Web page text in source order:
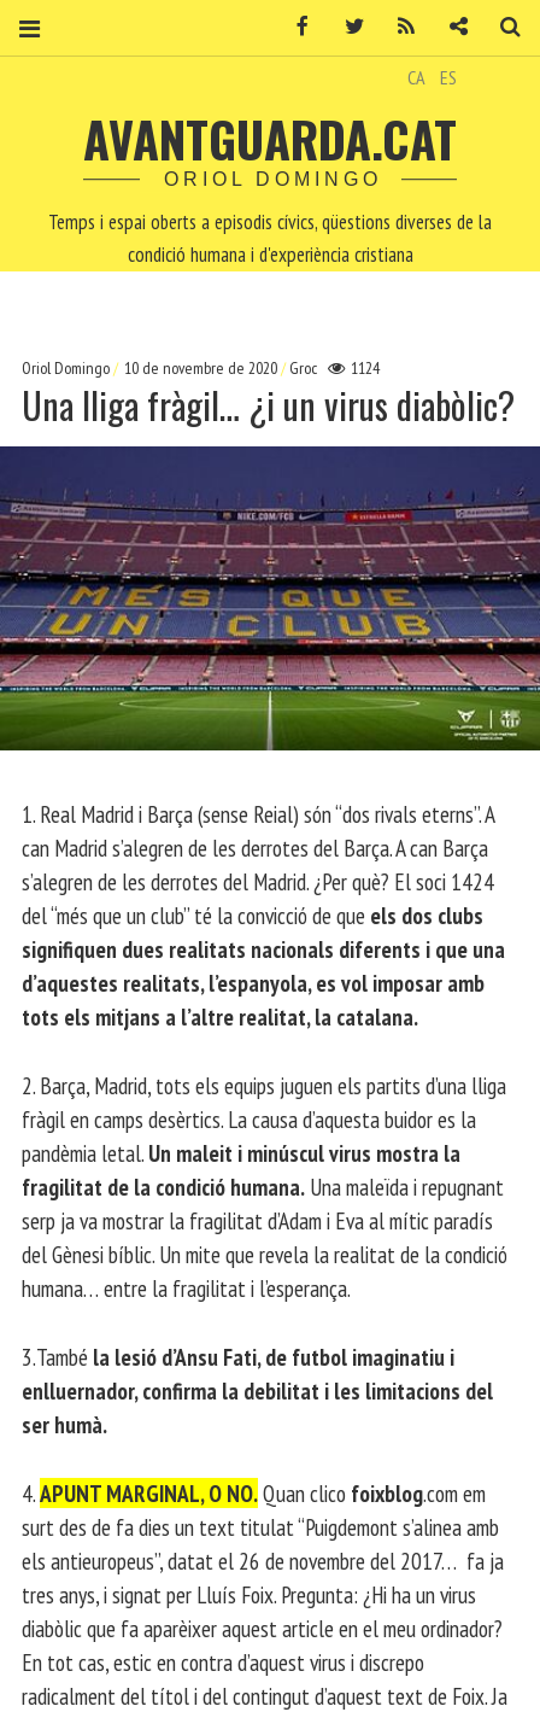
CA ES
AVANTGUARDA.CAT
ORIOL DOMINGO
Temps i espai oberts a episodis cívics, qüestions diverses de la
condició humana i d'experiència cristiana
Oriol Domingo 10 de novembre de 2020 Groc 1124
Una lliga fràgil… ¿i un virus diabòlic?
1. Real Madrid i Barça (sense Reial) són “dos rivals eterns”. A
can Madrid s’alegren de les derrotes del Barça. A can Barça
s’alegren de les derrotes del Madrid. ¿Per què? El soci 1424
del “més que un club” té la convicció de que els dos clubs
signifiquen dues realitats nacionals diferents i que una
d’aquestes realitats, l’espanyola, es vol imposar amb
tots els mitjans a l’altre realitat, la catalana.
2. Barça, Madrid, tots els equips juguen els partits d’una lliga
fràgil en camps desèrtics. La causa d’aquesta buidor es la
pandèmia letal. Un maleit i minúscul virus mostra la
fragilitat de la condició humana. Una maleïda i repugnant
serp ja va mostrar la fragilitat d’Adam i Eva al mític paradís
del Gènesi bíblic. Un mite que revela la realitat de la condició
humana… entre la fragilitat i l’esperança.
3.També la lesió d’Ansu Fati, de futbol imaginatiu i
enlluernador, confirma la debilitat i les limitacions del
ser humà.
4.APUNT MARGINAL, O NO.Quan clico foixblog.com em
surt des de fa dies un text titulat “Puigdemont s’alinea amb
els antieuropeus”, datat el 26 de novembre del 2017… fa ja
tres anys, i signat per Lluís Foix. Pregunta: ¿Hi ha un virus
diabòlic que fa aparèixer aquest article en el meu ordinador?
En tot cas, estic en contra d’aquest virus i discrepo
radicalment del títol i del contingut d’aquest text de Foix. Ja
Facebook Twitter Contacte